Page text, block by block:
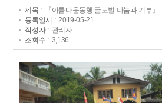
제목 :
『아름다운동행 글로벌 나눔과 기부』
등록일시 : 2019-05-21
작성자 : 관리자
조회수 : 3,136